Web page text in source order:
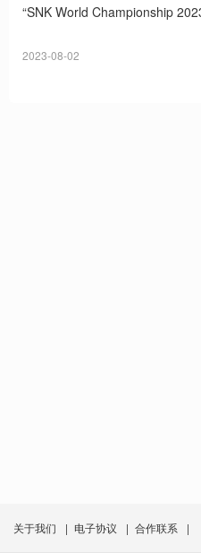
“SNK World Championship
2023-08-02
关于我们 | 电子协议 | 合作联系 |